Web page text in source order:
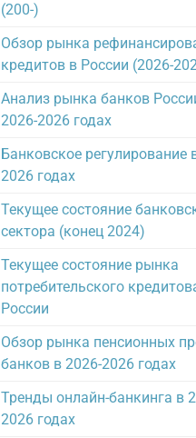
(200-)
Обзор рынка
кредитов в России (2026-
Анализ рынка банков
2026-2026 годах
Банковское регулирование
2026 годах
Текущее состояние
сектора (конец 2024)
Текущее состояние рынка
потребительского
России
Обзор рынка пенсионных
банков в 2026-2026 годах
Тренды онлайн-банкинга в
2026 годах